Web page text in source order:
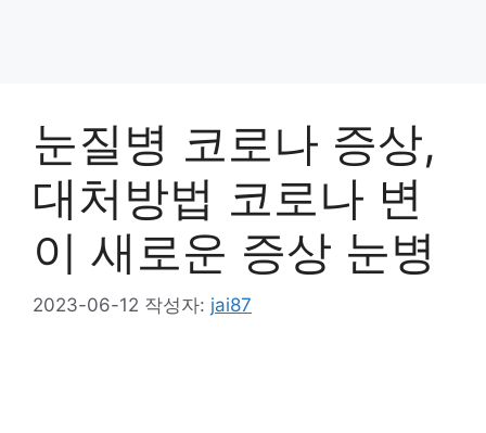
눈질병 코로나 증상,
대처방법 코로나 변
이 새로운 증상 눈병
2023-06-12 작성자: jai87